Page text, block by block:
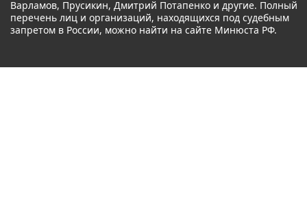
Варламов, Прусикин, Дмитрий Потапенко и другие. Полный
перечень лиц и организаций, находящихся под судебным
запретом в России, можно найти на сайте Минюста РФ.